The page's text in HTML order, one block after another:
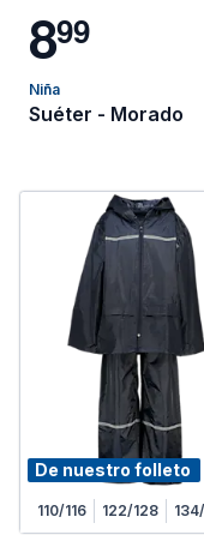
899
Niña
Suéter - Morado
De nuestro folleto
110/116 122/128